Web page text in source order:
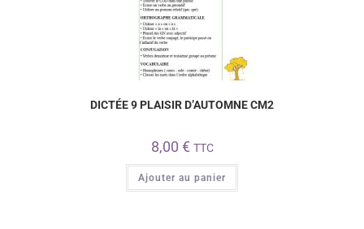
DICTÉE 9 PLAISIR D’AUTOMNE CM2
8,00 € TTC
Ajouter au panier